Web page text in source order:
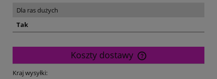
Dla ras dużych
Tak
Koszty dostawy
Cena nie zawiera ewentualnych kosztów płatności
Kraj wysyłki: